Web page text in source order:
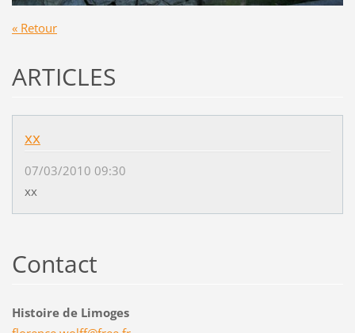
« Retour
ARTICLES
xx
07/03/2010 09:30
xx
Contact
Histoire de Limoges